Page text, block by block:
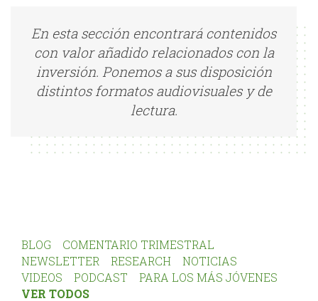
En esta sección encontrará contenidos
con valor añadido relacionados con la
inversión. Ponemos a sus disposición
distintos formatos audiovisuales y de
lectura.
BLOG
COMENTARIO TRIMESTRAL
NEWSLETTER
RESEARCH
NOTICIAS
VIDEOS
PODCAST
PARA LOS MÁS JÓVENES
VER TODOS